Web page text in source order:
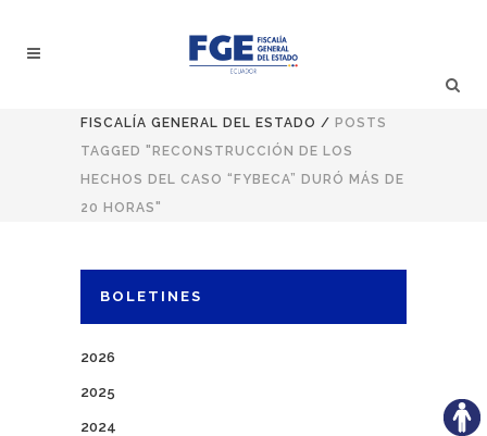
FISCALÍA GENERAL DEL ESTADO / POSTS
TAGGED "RECONSTRUCCIÓN DE LOS
HECHOS DEL CASO “FYBECA” DURÓ MÁS DE
20 HORAS"
BOLETINES
2026
2025
2024